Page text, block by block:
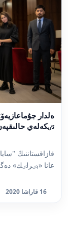
ەلدار
تٸكەلەي
قازاقستاننىڭ
عانا «بٸرلٸك»
16 قاراشا 2020